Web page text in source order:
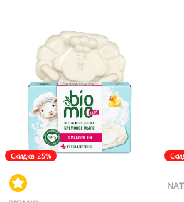
Скидка 25%